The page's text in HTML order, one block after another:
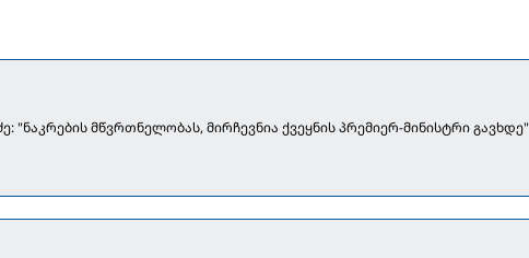
"ნაკრების მწვრთნელობას, მირჩევნია ქვეყნის პრემიერ-მინისტრი გავხდე"